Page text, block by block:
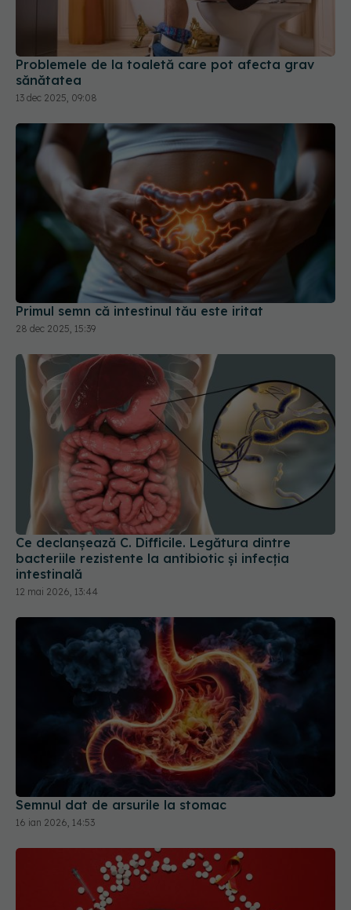
Problemele de la toaletă care pot afecta grav
sănătatea
13 dec 2025, 09:08
Primul semn că intestinul tău este iritat
28 dec 2025, 15:39
Ce declanșează C. Difficile. Legătura dintre
bacteriile rezistente la antibiotic și infecția
intestinală
12 mai 2026, 13:44
Semnul dat de arsurile la stomac